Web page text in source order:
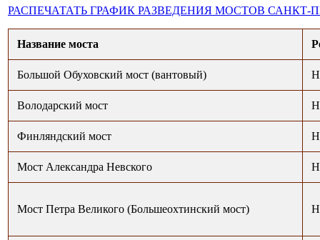
РАСПЕЧАТАТЬ ГРАФИК РАЗВЕДЕНИЯ МОСТОВ САНКТ-
Название моста
Большой Обуховский мост (вантовый)
Володарский мост
Финляндский мост
Мост Александра Невского
Мост Петра Великого (Большеохтинский мост)